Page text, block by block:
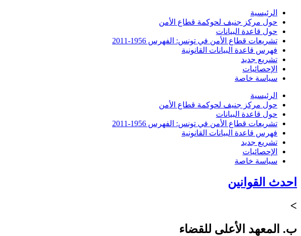
الرئيسية
حول مركز جنيف لحوكمة قطاع الأمن
حول قاعدة البيانات
تشريعات قطاع الأمن في تونس: الفهرس 1956-2011
فهرس قاعدة البيانات القانونية
تشريع جديد
الإحصائيات
سياسة خاصة
الرئيسية
حول مركز جنيف لحوكمة قطاع الأمن
حول قاعدة البيانات
تشريعات قطاع الأمن في تونس: الفهرس 1956-2011
فهرس قاعدة البيانات القانونية
تشريع جديد
الإحصائيات
سياسة خاصة
احدث القوانين
>
ب. المعهد الأعلى للقضاء